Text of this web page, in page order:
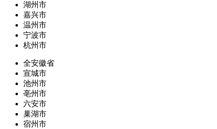
湖州市
嘉兴市
温州市
宁波市
杭州市
全安徽省
宣城市
池州市
亳州市
六安市
巢湖市
宿州市